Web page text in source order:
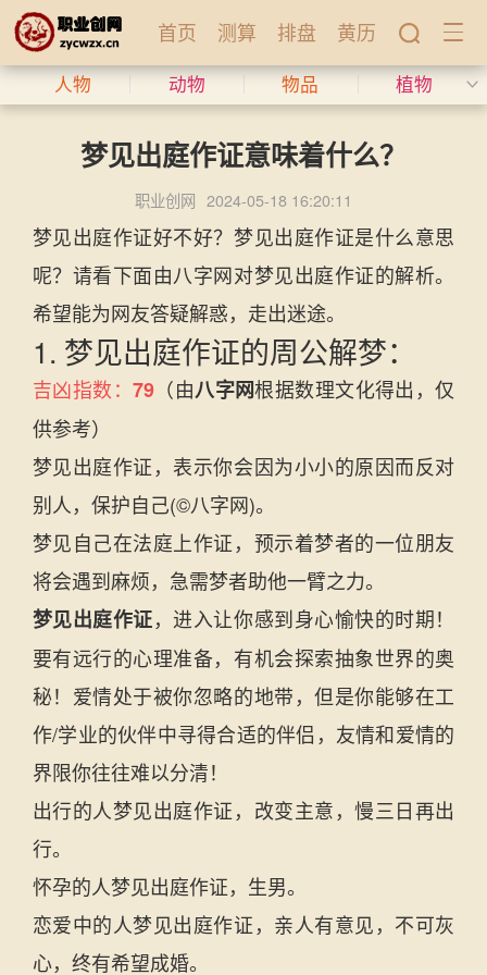
首页 测算 排盘 黄历
人物 动物 物品 植物
梦见出庭作证意味着什么？
职业创网 2024-05-18 16:20:11
梦见出庭作证好不好？梦见出庭作证是什么意思
呢？请看下面由八字网对梦见出庭作证的解析。
希望能为网友答疑解惑，走出迷途。
1. 梦见出庭作证的周公解梦：
吉凶指数： 79（由八字网根据数理文化得出，仅
供参考）
梦见出庭作证，表示你会因为小小的原因而反对
别人，保护自己(©八字网)。
梦见自己在法庭上作证，预示着梦者的一位朋友
将会遇到麻烦，急需梦者助他一臂之力。
梦见出庭作证，进入让你感到身心愉快的时期！
要有远行的心理准备，有机会探索抽象世界的奥
秘！爱情处于被你忽略的地带，但是你能够在工
作/学业的伙伴中寻得合适的伴侣，友情和爱情的
界限你往往难以分清！
出行的人梦见出庭作证，改变主意，慢三日再出
行。
怀孕的人梦见出庭作证，生男。
恋爱中的人梦见出庭作证，亲人有意见，不可灰
心，终有希望成婚。